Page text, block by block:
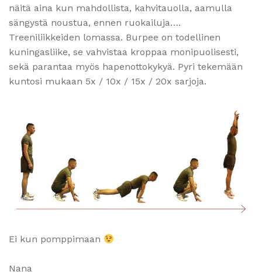
näitä aina kun mahdollista, kahvitauolla, aamulla
sängystä noustua, ennen ruokailuja….
Treeniliikkeiden lomassa. Burpee on todellinen
kuningasliike, se vahvistaa kroppaa monipuolisesti,
sekä parantaa myös hapenottokykyä. Pyri tekemään
kuntosi mukaan 5x / 10x / 15x / 20x sarjoja.
Ei kun pomppimaan
Nana